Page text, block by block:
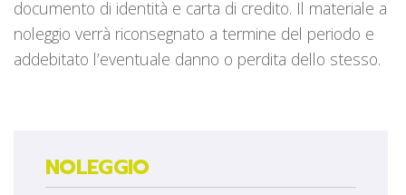
documento di identità e carta di credito. Il materiale a
noleggio verrà riconsegnato a termine del periodo e
addebitato l’eventuale danno o perdita dello stesso.
NOLEGGIO